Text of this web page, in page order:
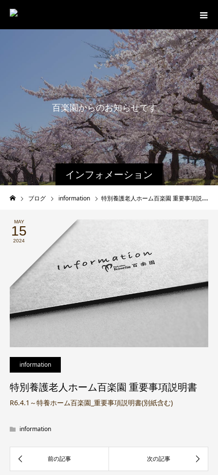
インフォメーション
百楽園からのお知らせです。
ブログ information 特別養護老人ホーム百楽園 重要事項説明書
MAY
15
2024
information
特別養護老人ホーム百楽園 重要事項説明書
R6.4.1～特養ホーム百楽園_重要事項説明書(別紙含む)
information